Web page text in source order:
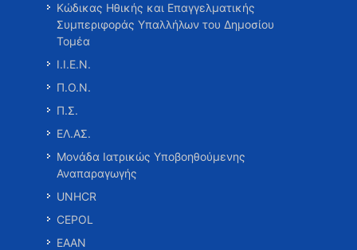
Κώδικας Ηθικής και Επαγγελματικής
Συμπεριφοράς Υπαλλήλων του Δημοσίου
Τομέα
Ι.Ι.Ε.Ν.
Π.Ο.Ν.
Π.Σ.
ΕΛ.ΑΣ.
Μονάδα Ιατρικώς Υποβοηθούμενης
Αναπαραγωγής
UNHCR
CEPOL
ΕΑΑΝ